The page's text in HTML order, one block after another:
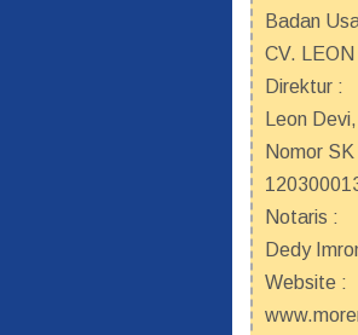
Badan
CV.
Direktur :
Leon
Nomor
Notaris :
Dedy
Website :